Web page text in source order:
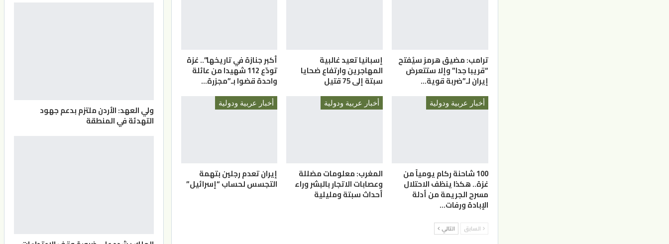
ترامب: مضيق هرمز سيُفتح
“قريبا جدا” وإلا ستتعرض
إيران لـ”ضربة قوية…
إسبانيا تعيد غالبية
المهاجرين وارتفاع ضحايا
سبتة إلى 75 قتيل
أكبر جنازة في تاريخها”.. غزة
تودّع 112 شهيدا من عائلة
واحدة قضوا بـ”مجزرة…
أخبار عربية ودولية
100 شاحنة ركام يومياً من
غزة.. هكذا ينظف الاحتلال
مسرح الجريمة من أدلة
الإبادة ورفات…
أخبار عربية ودولية
المغرب: معلومات مضللة
وعصابات الاتجار بالبشر وراء
أحداث سبتة ومليلية
أخبار عربية ودولية
إيران تعدم رجلين بتهمة
التجسس لحساب “إسرائيل”
السابق التالي
ولي العهد: الأردن ملتزم بدعم جهود
التهدئة في المنطقة